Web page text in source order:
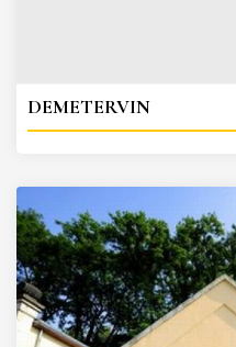
DEMETERVIN